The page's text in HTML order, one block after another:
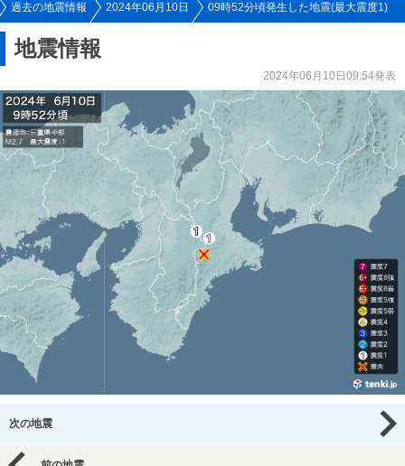
過去の地震情報 2024年06月10日 09時52分頃発生した地震(最大震度1)
地震情報
2024年06月10日09:54発表
次の地震